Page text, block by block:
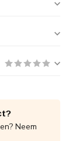
Neem